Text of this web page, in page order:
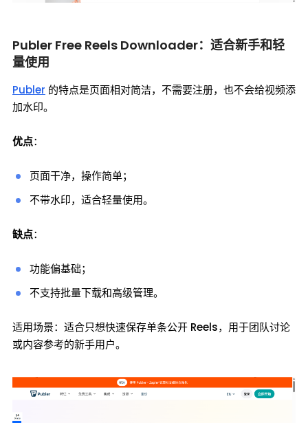
Publer Free Reels Downloader：适合新手和轻
量使用
Publer 的特点是页面相对简洁，不需要注册，也不会给视频添
加水印。
优点：
页面干净，操作简单；
不带水印，适合轻量使用。
缺点：
功能偏基础；
不支持批量下载和高级管理。
适用场景：适合只想快速保存单条公开 Reels，用于团队讨论
或内容参考的新手用户。